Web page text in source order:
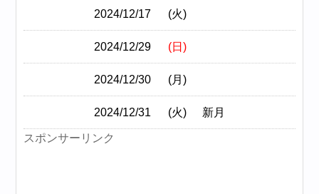
2024/12/17 (火)
2024/12/29 (日)
2024/12/30 (月)
2024/12/31 (火) 新月
スポンサーリンク